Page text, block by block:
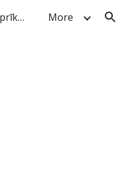
Autobusu pieturvietu aprīkojums More